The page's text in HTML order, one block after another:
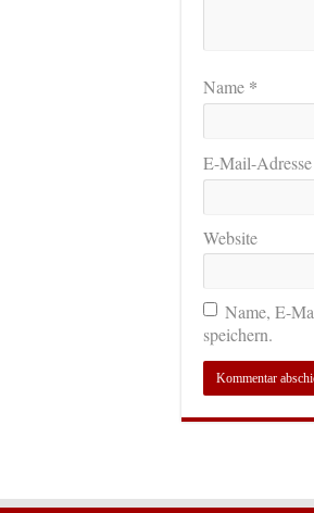
Name *
E-Mail-Adresse
Website
Name, E-
speichern.